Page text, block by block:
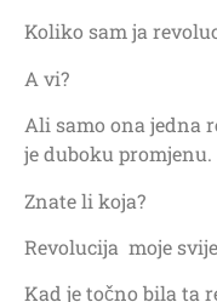
Koliko sam ja
A vi?
Ali samo ona jedna
je duboku promjenu.
Znate li koja?
Revolucija moje
Kad je točno bila ta